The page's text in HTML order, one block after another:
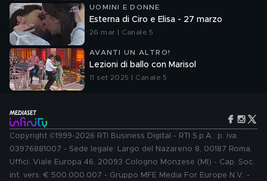
UOMINI E DONNE
Esterna di Ciro e Elisa - 27 marzo
26 mar | Canale 5
AVANTI UN ALTRO!
Lezioni di ballo con Marisol
11 set 2025 | Canale 5
Copyright ©1999-2026 RTI Business Digital - RTI S.p.A.: p. iva
03976881007 - Sede legale: Largo del Nazareno 8, 00187 Roma.
Uffici: Viale Europa 46, 20093 Cologno Monzese (MI) - Cap. Soc.
int. vers. € 500.000.007 - Gruppo MFE Media For Europe N.V. -